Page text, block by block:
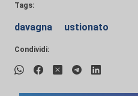
Tags:
davagna ustionato
Condividi: